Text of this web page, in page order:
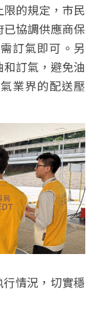
的規定，市民
協調供應商保
訂氣即可。另
訂氣，避免油
業界的配送壓